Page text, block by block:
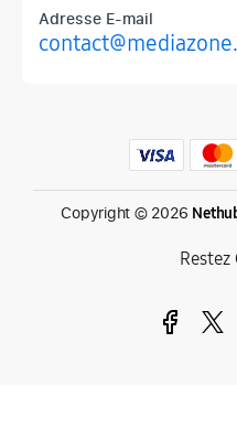
Adresse E-mail
Produits phares
Retrouvez chez Mediazone
Copyright © 2026
Restez